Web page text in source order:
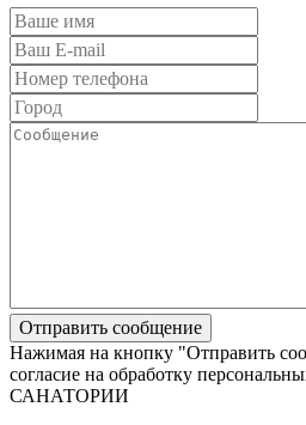
Нажимая на кнопку "Отправить
согласие на обработку
САНАТОРИИ